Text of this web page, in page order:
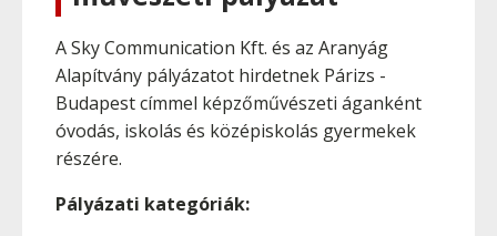
A Sky Communication Kft. és az Aranyág
Alapítvány pályázatot hirdetnek Párizs -
Budapest címmel képzőművészeti áganként
óvodás, iskolás és középiskolás gyermekek
részére.
Pályázati kategóriák: